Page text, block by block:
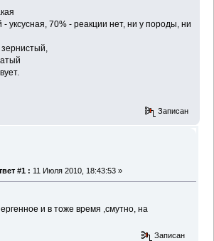
- уксусная, 70% - реакции нет, ни у породы, ни
Записан
#1 : 11 Июля 2010, 18:43:53 »
и в тоже время ,смутно, на
Записан